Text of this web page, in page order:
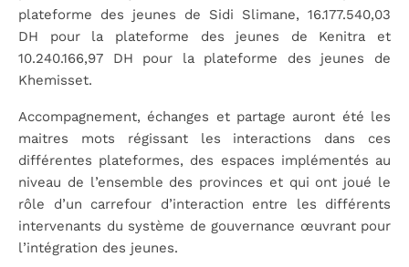
plateforme des jeunes de Sidi Slimane, 16.177.540,03
DH pour la plateforme des jeunes de Kenitra et
10.240.166,97 DH pour la plateforme des jeunes de
Khemisset.
Accompagnement, échanges et partage auront été les
maitres mots régissant les interactions dans ces
différentes plateformes, des espaces implémentés au
niveau de l’ensemble des provinces et qui ont joué le
rôle d’un carrefour d’interaction entre les différents
intervenants du système de gouvernance œuvrant pour
l’intégration des jeunes.